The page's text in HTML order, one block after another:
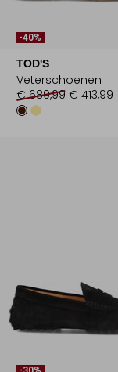
-40%
TOD'S
Veterschoenen
€ 689,99 € 413,99